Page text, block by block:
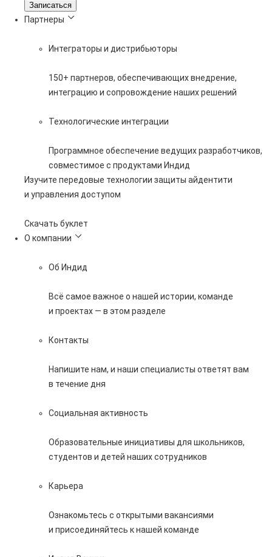
Записаться
Партнеры
Интеграторы и дистрибьюторы
150+ партнеров, обеспечивающих внедрение,
интеграцию и сопровождение наших решений
Технологические интеграции
Программное обеспечение ведущих разработчиков,
совместимое с продуктами Индид
Изучите передовые технологии защиты айдентити
и управления доступом
Скачать буклет
О компании
Об Индид
Всё самое важное о нашей истории, команде
и проектах — в этом разделе
Контакты
Напишите нам, и наши специалисты ответят вам
в течение дня
Социальная активность
Образовательные инициативы для школьников,
студентов и детей наших сотрудников
Карьера
Ознакомьтесь с открытыми вакансиями
и присоединяйтесь к нашей команде